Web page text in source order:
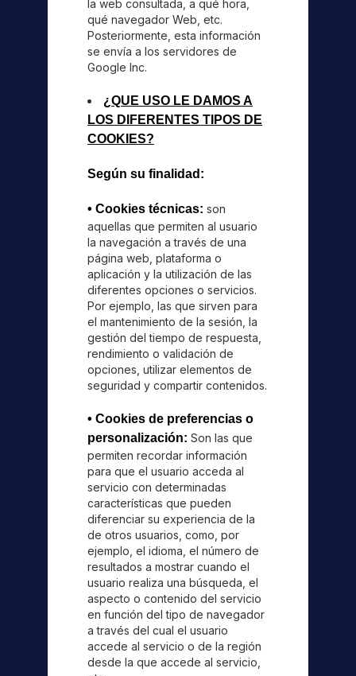
la web consultada, a qué hora,
qué navegador Web, etc.
Posteriormente, esta información
se envía a los servidores de
Google Inc.
¿QUE USO LE DAMOS A
LOS DIFERENTES TIPOS DE
COOKIES?
Según su finalidad:
• Cookies técnicas: son
aquellas que permiten al usuario
la navegación a través de una
página web, plataforma o
aplicación y la utilización de las
diferentes opciones o servicios.
Por ejemplo, las que sirven para
el mantenimiento de la sesión, la
gestión del tiempo de respuesta,
rendimiento o validación de
opciones, utilizar elementos de
seguridad y compartir contenidos.
• Cookies de preferencias o
personalización: Son las que
permiten recordar información
para que el usuario acceda al
servicio con determinadas
características que pueden
diferenciar su experiencia de la
de otros usuarios, como, por
ejemplo, el idioma, el número de
resultados a mostrar cuando el
usuario realiza una búsqueda, el
aspecto o contenido del servicio
en función del tipo de navegador
a través del cual el usuario
accede al servicio o de la región
desde la que accede al servicio,